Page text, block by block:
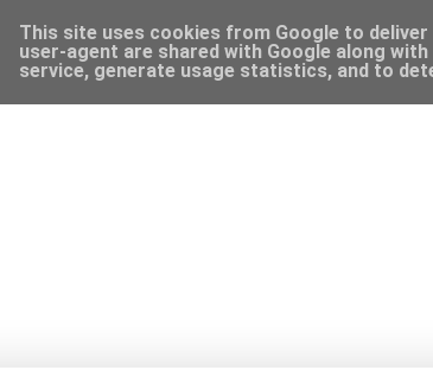
This site uses cookies from Google to
user-agent are shared with Google along
service, generate usage statistics, and to